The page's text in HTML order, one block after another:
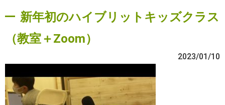
新年初のハイブリットキッズクラス
（教室＋Zoom）
2023/01/10